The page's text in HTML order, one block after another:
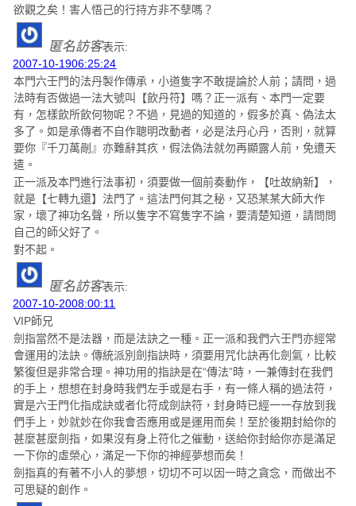
欲觀之矣！害人悟己的行持方非不孽嗎？
匿名訪客表示:
2007-10-1906:25:24
本門六壬門的法丹製作傳承，小道隻字不敢提論於人前；請問，過
法時有否做過一法大號叫【飲丹符】嗎？正一派有、本門一定要
有，怎樣飲所飲何物呢？不過，見過的知道的，假多於真、偽法太
多了。如是承傳者不自作聰明改動者，必是法丹心丹，否則，就算
要你『千刀萬剮』亦難辭其疚，假法偽法就勿再顯露人前，免遭天
遣。
正一派及本門進行法事初，須要做一個前奏動作，【吐故納新】，
就是【七轉九還】法門了。這法門何其之秘，又恐某某大師大作
家，壞了神功名聲，所以隻字不寫隻字不論，要清楚知道，請問問
自己的師父好了。
對不起。
匿名訪客表示:
2007-10-2008:00:11
VIP師兄
劍指當然不是法器，而是法訣之一種。正一派和我們六壬門亦經常
會運用的法訣。傳統派別劍指訣時，須要用咒化訣再化劍氣，比較
繁復但是非常合理。神功用的指訣是在“傳法”時，一兼傳封在我們
的手上，想想在封身時我們左手或是右手，有一條人稱的過法符，
實是六壬門化指成訣或者化符成劍訣符，封身時已經一一存放到我
們手上，妙就妙在你我會否應用或是運用而矣！至於後期封給你的
甚麼甚麼劍指，如果沒有身上符化之催動，送給你封給你亦是滿足
一下你的虛榮心，滿足一下你的神經夢想而矣！
劍指真的有著不小人的夢想，切切不可以因一時之貪念，而做出不
可思疑的創作。